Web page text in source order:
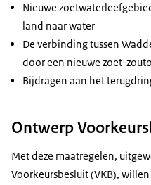
Nieuwe
land naar water
De verbinding tussen
door een nieuwe zoet-
Bijdragen aan het
Ontwerp
Met deze maatregelen,
Voorkeursbesluit (VKB),